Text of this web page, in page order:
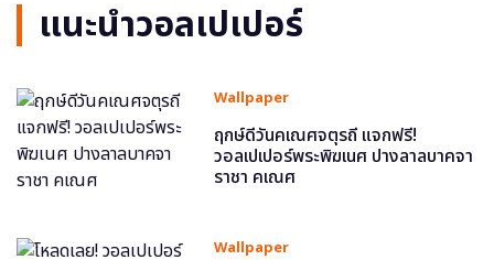
แนะนำวอลเปเปอร์
Wallpaper
ฤกษ์ดีวันคเณศจตุรถี แจกฟรี!
วอลเปเปอร์พระพิฆเนศ ปางลาลบาคจา
ราชา คเณศ
Wallpaper